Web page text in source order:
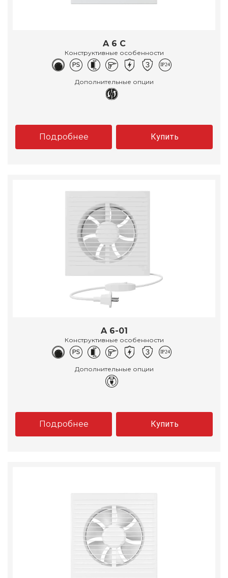
A 6 C
Конструктивные особенности
Дополнительные опции
Подробнее Купить
A 6-01
Конструктивные особенности
Дополнительные опции
Подробнее Купить